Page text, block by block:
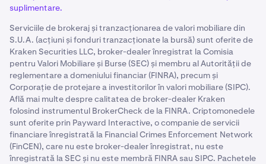
suplimentare.
Serviciile de brokeraj și tranzacționarea de valori mobiliare din
S.U.A. (acțiuni și fonduri tranzacționate la bursă) sunt oferite de
Kraken Securities LLC, broker-dealer înregistrat la Comisia
pentru Valori Mobiliare și Burse (SEC) și membru al Autorității de
reglementare a domeniului financiar (FINRA), precum și
Corporație de protejare a investitorilor în valori mobiliare (SIPC).
Află mai multe despre calitatea de broker-dealer Kraken
folosind instrumentul BrokerCheck de la FINRA. Criptomonedele
sunt oferite prin Payward Interactive, o companie de servicii
financiare înregistrată la Financial Crimes Enforcement Network
(FinCEN), care nu este broker-dealer înregistrat, nu este
înregistrată la SEC și nu este membră FINRA sau SIPC. Pachetele